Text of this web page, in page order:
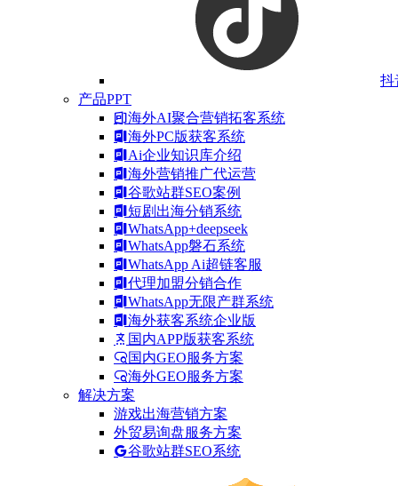
抖
产品PPT
海外AI聚合营销拓客系统
海外PC版获客系统
Ai企业知识库介绍
海外营销推广代运营
谷歌站群SEO案例
短剧出海分销系统
WhatsApp+deepseek
WhatsApp磐石系统
WhatsApp Ai超链客服
代理加盟分销合作
WhatsApp无限产群系统
海外获客系统企业版
国内APP版获客系统
国内GEO服务方案
海外GEO服务方案
解决方案
游戏出海营销方案
外贸易询盘服务方案
谷歌站群SEO系统